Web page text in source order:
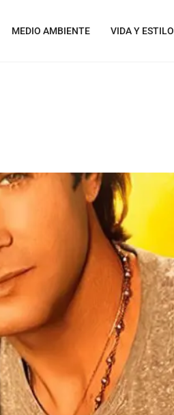
MEDIO AMBIENTE VIDA Y ESTILO